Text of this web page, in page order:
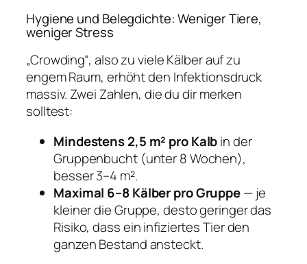
Hygiene und Belegdichte: Weniger Tiere,
weniger Stress
„Crowding“, also zu viele Kälber auf zu
engem Raum, erhöht den Infektionsdruck
massiv. Zwei Zahlen, die du dir merken
solltest:
Mindestens 2,5 m² pro Kalbin der
Gruppenbucht (unter 8 Wochen),
besser 3–4 m².
Maximal 6–8 Kälber pro Gruppe— je
kleiner die Gruppe, desto geringer das
Risiko, dass ein infiziertes Tier den
ganzen Bestand ansteckt.